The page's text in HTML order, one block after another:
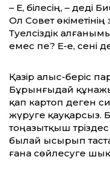
– Е, білесің, – деді
Ол Совет
Тәуелсіздік
емес пе? Е-е, сені
Қазір алыс-беріс
Бұрынғыдай
қап картоп деген
жүруге қауқарсыз.
тоңазытқыш
былай ысырып
ғана сөйлесуге